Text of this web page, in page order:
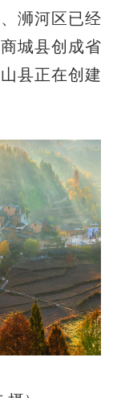
浉河区已经
城县创成省
县正在创建